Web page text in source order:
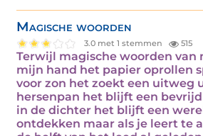
Magische woorden
3.0 met 1 stemmen 515
Terwijl magische woorden van
mijn hand het papier oprollen
voor zon het zoekt een uitweg
hersenpan het blijft een
in de dichter het blijft een
ontdekken maar als je leert te